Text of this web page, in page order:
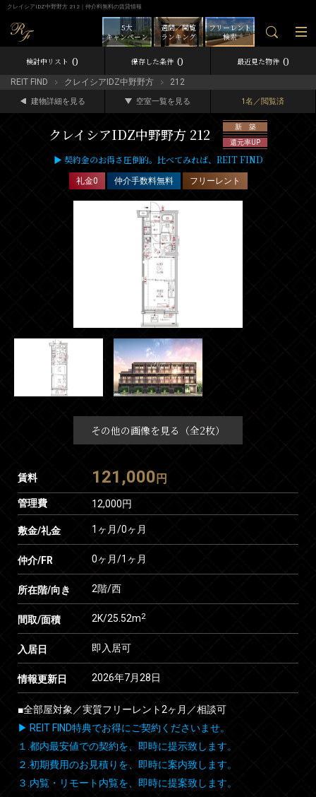
クレイシアIDZ中野野方 212｜仲介料無料の賃貸情報
フリーレント
検索
週間／閲覧
ランキング
5大
キャンペーン
検討中リスト 0 保存した条件 0 最近見た物件 0
REIT FIND クレイシアIDZ中野野方 212
建物詳細を見る 空室一覧を見る 1名／閲覧済
クレイシアIDZ中野野方 212
新 築
還元率UP
▶ 契約金のお得さ圧倒的。比べてみれば、REIT FIND
礼金0 仲介手数料無料 フリーレント
その他の画像を見る（全2枚）
賃料 121,000 円
管理費 12,000円
敷金/礼金 1ヶ月/0ヶ月
仲介/FR 0ヶ月/1ヶ月
所在階/向き 2階/西
間取/面積 2K/25.52m2
入居日 即入居可
情報更新日 2026年7月28日
■全部屋対象／実質フリーレント2ヶ月／相談可
▶ REIT FIND特典でお得にご契約くださいませ。
１.都内最安値での契約を、即時に提示致します。
２.初期費用のお見積りを、即時に案内致します。
３.内覧・リモート内覧を、即時に提案致します。